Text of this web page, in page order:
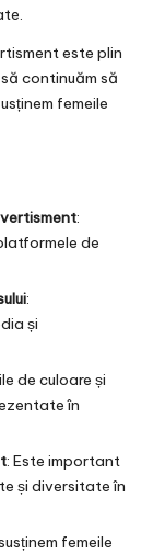
este plin
continuăm să
femeile
:
de
:
și
de culoare și
în
: Este important
și diversitate în
femeile